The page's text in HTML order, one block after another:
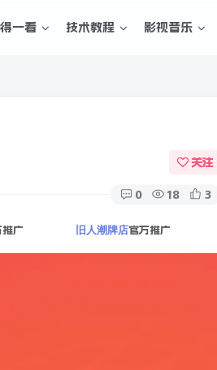
一看 技术教程 影视音乐
关注
0 18 3
推广 旧人潮牌店官方推广